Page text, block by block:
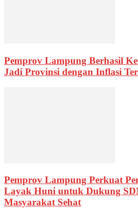
Pemprov Lampung Berhasil
Jadi Provinsi dengan Inflasi
Pemprov Lampung Perkuat
Layak Huni untuk Dukung
Masyarakat Sehat